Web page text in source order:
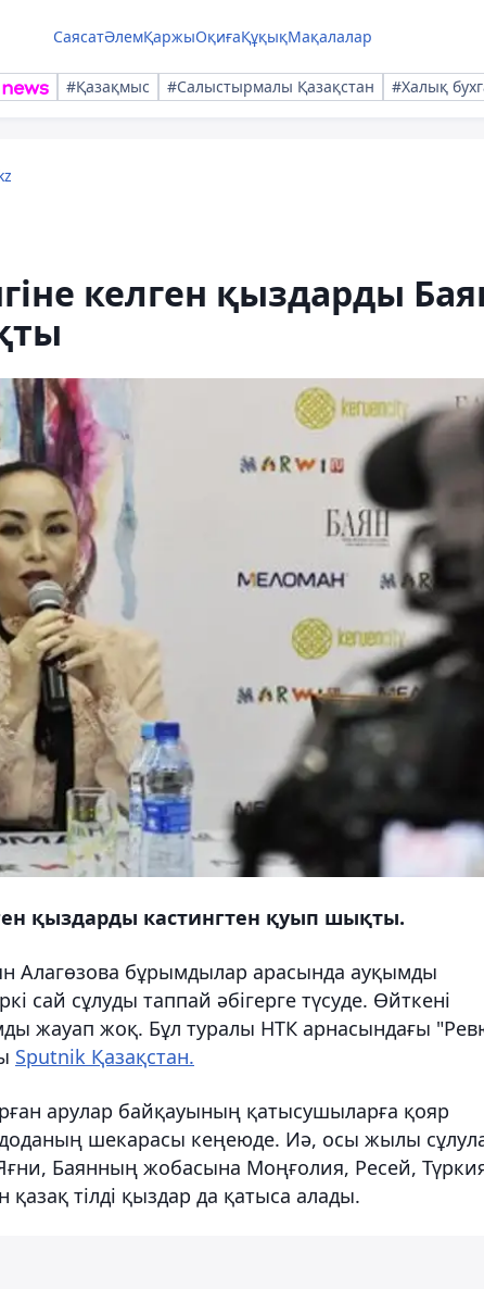
СаясатӘлемҚаржыОқиғаҚұқықМақалалар
#Қазақмыс #Салыстырмалы Қазақстан #Халық
келген қыздарды
қыздарды кастингтен қуып шықты.
Алагөзова бұрымдылар арасында ауқымды
сай сұлуды таппай әбігерге түсуде. Өйткені
жауап жоқ. Бұл туралы НТК арнасындағы
Sputnik Қазақстан.
арулар байқауының қатысушыларға қояр
шекарасы кеңеюде. Иә, осы жылы
Баянның жобасына Моңғолия, Ресей,
тілді қыздар да қатыса алады.